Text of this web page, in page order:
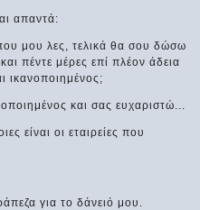
απαντά:
μου λες, τελικά θα σου δώσω
πέντε μέρες επί πλέον άδεια
ικανοποιημένος;
και σας ευχαριστώ...
είναι οι εταιρείες που
για το δάνειό μου.